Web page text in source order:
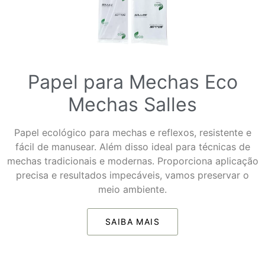
Papel para Mechas Eco
Mechas Salles
Papel ecológico para mechas e reflexos, resistente e
fácil de manusear. Além disso ideal para técnicas de
mechas tradicionais e modernas. Proporciona aplicação
precisa e resultados impecáveis, vamos preservar o
meio ambiente.
SAIBA MAIS